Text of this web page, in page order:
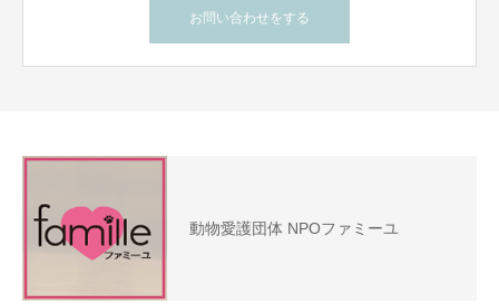
お問い合わせをする
動物愛護団体 NPOファミーユ